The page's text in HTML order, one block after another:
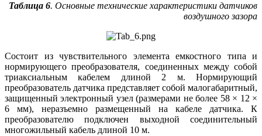
Таблица 6. Основные технические характеристики датчиков
воздушного зазора
Состоит из чувствительного элемента емкостного типа и
нормирующего преобразователя, соединенных между собой
триаксиальным кабелем длиной 2 м. Нормирующий
преобразователь датчика представляет собой малогабаритный,
защищенный электронный узел (размерами не более 58 × 12 ×
6 мм), неразъемно размещенный на кабеле датчика. К
преобразователю подключен выходной соединительный
многожильный кабель длиной 10 м.